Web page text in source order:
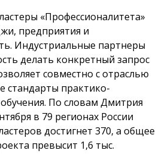
«Профессионалитета»
предприятия и
Индустриальные партнеры
делать конкретный запрос
совместно с отраслью
стандарты практико-
По словам Дмитрия
в 79 регионах России
достигнет 370, а общее
превысит 1,6 тыс.